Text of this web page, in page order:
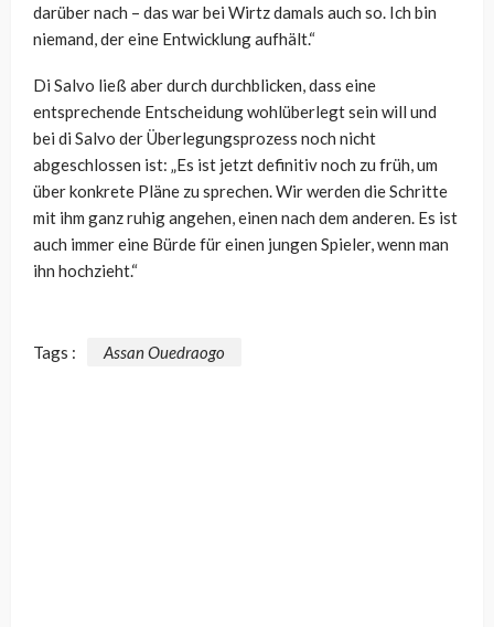
darüber nach – das war bei Wirtz damals auch so. Ich bin
niemand, der eine Entwicklung aufhält.“
Di Salvo ließ aber durch durchblicken, dass eine
entsprechende Entscheidung wohlüberlegt sein will und
bei di Salvo der Überlegungsprozess noch nicht
abgeschlossen ist: „Es ist jetzt definitiv noch zu früh, um
über konkrete Pläne zu sprechen. Wir werden die Schritte
mit ihm ganz ruhig angehen, einen nach dem anderen. Es ist
auch immer eine Bürde für einen jungen Spieler, wenn man
ihn hochzieht.“
Tags : Assan Ouedraogo